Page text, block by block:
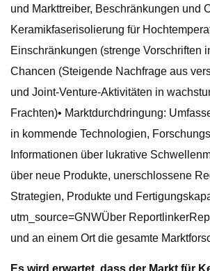
und Markttreiber, Beschränkungen und
Keramikfaserisolierung für
Einschränkungen (strenge Vorschriften
Chancen (Steigende Nachfrage aus
und Joint-Venture-Aktivitäten in
Frachten)• Marktdurchdringung:
in kommende Technologien,
Informationen über lukrative
über neue Produkte, unerschlossene
Strategien, Produkte und
utm_source=GNWÜber
und an einem Ort die gesamte